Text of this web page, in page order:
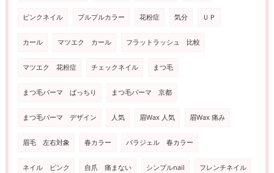
ピンクネイル プルプルカラー 花粉症 気分 ＵＰ
カール マツエク カール フラットラッシュ 比較
マツエク 花粉症 チェックネイル まつ毛
まつ毛パーマ ぱっちり まつ毛パーマ 京都
まつ毛パーマ デザイン 人気 眉Wax 人気 眉Wax 痛み
眉毛 左右対象 春カラー パラジェル 春カラー
ネイル ピンク 自爪 痛まない シンプルnail フレンチネイル